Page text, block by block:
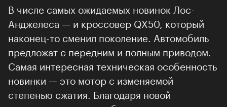
В числе самых ожидаемых новинок Лос-
Анджелеса — и кроссовер QX50, который
наконец-то сменил поколение. Автомобиль
предложат с передним и полным приводом.
Самая интересная техническая особенность
новинки — это мотор с изменяемой
степенью сжатия. Благодаря новой